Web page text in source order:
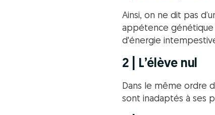
Ainsi, on ne dit pas
appétence génétique
d'énergie
2 | L’élève nul
Dans le même ordre
sont inadaptés à ses